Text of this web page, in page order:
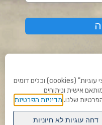
פרטיות
לידיעתכם, באתר זה נעשה שימוש ב"קבצי עוגיות" (cookies) וכלים דומים
אישית וניתוחים
שלנו. מדיניות הפרטיות
דחה עוגיות לא חיוניות